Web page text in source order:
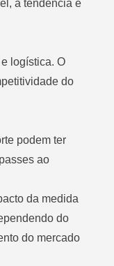
a tendência é
logística. O
do
podem ter
ao
da medida
do
do mercado